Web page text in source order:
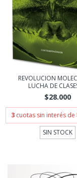
REVOLUCION
LUCHA DE
$28.000
3 cuotas sin interés de
SIN STOCK